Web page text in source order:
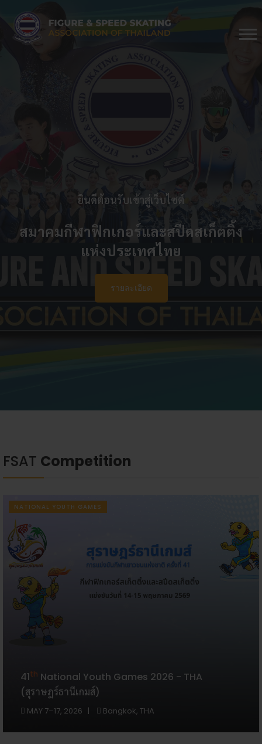
ยินดีต้อนรับเข้าสู่เว็บไซต์
สมาคมกีฬาฟิกเกอร์และสปีดสเก็ตติ้ง
แห่งประเทศไทย
รายละเอียด
FSAT Competition
NATIONAL YOUTH GAMES
41th National Youth Games 2026 - THA
(สุราษฎร์ธานีเกมส์)
MAY 7–17, 2026 Bangkok, THA